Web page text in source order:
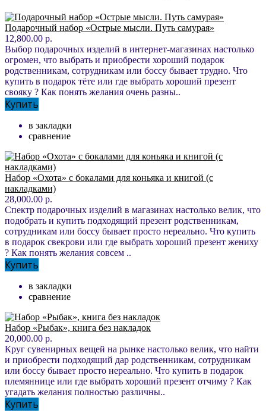
Подарочный набор «Острые мысли. Путь самурая»
12,800.00 р.
Выбор подарочных изделий в интернет-магазинах настолько
огромен, что выбрать и приобрести хороший подарок
родственникам, сотрудникам или боссу бывает трудно. Что
купить в подарок тёте или где выбрать хороший презент
свояку ? Как понять желания очень разны..
Купить
в закладки
сравнение
Набор «Охота» с бокалами для коньяка и книгой (с
накладками)
28,000.00 р.
Спектр подарочных изделий в магазинах настолько велик, что
подобрать и купить подходящий презент родственникам,
сотрудникам или боссу бывает просто нереально. Что купить
в подарок свекрови или где выбрать хороший презент жениху
? Как понять желания совсем ..
Купить
в закладки
сравнение
Набор «Рыбак», книга без накладок
20,000.00 р.
Круг сувенирных вещей на рынке настолько велик, что найти
и приобрести подходящий дар родственникам, сотрудникам
или боссу бывает просто нереально. Что купить в подарок
племяннице или где выбрать хороший презент отчиму ? Как
угадать желания полностью различны..
Купить